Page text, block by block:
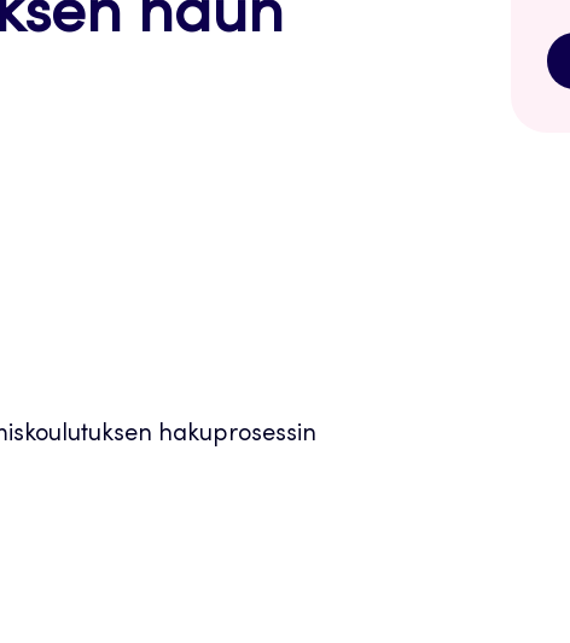
haun
hakuprosessin